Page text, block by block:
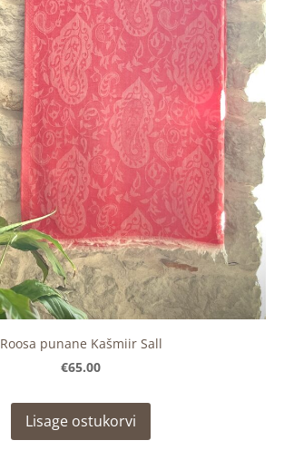
Roosa punane Kašmiir Sall
€65.00
Lisage ostukorvi